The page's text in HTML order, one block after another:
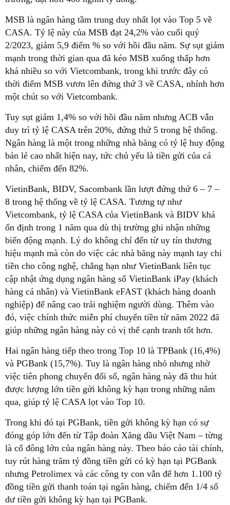
MSB là ngân hàng tầm trung duy nhất lọt vào Top 5 về
CASA. Tỷ lệ này của MSB đạt 24,2% vào cuối quý
2/2023, giảm 5,9 điểm % so với hồi đầu năm. Sự sụt giảm
mạnh trong thời gian qua đã kéo MSB xuống thấp hơn
khá nhiều so với Vietcombank, trong khi trước đây có
thời điểm MSB vươn lên đứng thứ 3 về CASA, nhỉnh hơn
một chút so với Vietcombank.
Tuy sụt giảm 1,4% so với hồi đầu năm nhưng ACB vẫn
duy trì tỷ lệ CASA trên 20%, đứng thứ 5 trong hệ thống.
Ngân hàng là một trong những nhà băng có tỷ lệ huy động
bán lẻ cao nhất hiện nay, tức chủ yếu là tiền gửi của cá
nhân, chiếm đến 82%.
VietinBank, BIDV, Sacombank lần lượt đứng thứ 6 – 7 –
8 trong hệ thống về tỷ lệ CASA. Tương tự như
Vietcombank, tỷ lệ CASA của VietinBank và BIDV khá
ổn định trong 1 năm qua dù thị trường ghi nhận những
biến động mạnh. Lý do không chỉ đến từ uy tín thương
hiệu mạnh mà còn do việc các nhà băng này mạnh tay chi
tiền cho công nghệ, chẳng hạn như VietinBank liên tục
cập nhật ứng dụng ngân hàng số VietinBank iPay (khách
hàng cá nhân) và VietinBank eFAST (khách hàng doanh
nghiệp) để nâng cao trải nghiệm người dùng. Thêm vào
đó, việc chính thức miễn phí chuyển tiền từ năm 2022 đã
giúp những ngân hàng này có vị thế cạnh tranh tốt hơn.
Hai ngân hàng tiếp theo trong Top 10 là TPBank (16,4%)
và PGBank (15,7%). Tuy là ngân hàng nhỏ nhưng nhờ
việc tiên phong chuyển đổi số, ngân hàng này đã thu hút
được lượng lớn tiền gửi không kỳ hạn trong những năm
qua, giúp tỷ lệ CASA lọt vào Top 10.
Trong khi đó tại PGBank, tiền gửi không kỳ hạn có sự
đóng góp lớn đến từ Tập đoàn Xăng dầu Việt Nam – từng
là cổ đông lớn của ngân hàng này. Theo báo cáo tài chính,
tuy rút hàng trăm tỷ đồng tiền gửi có kỳ hạn tại PGBank
nhưng Petrolimex và các công ty con vẫn để hơn 1.100 tỷ
đồng tiền gửi thanh toán tại ngân hàng, chiếm đến 1/4 số
dư tiền gửi không kỳ hạn tại PGBank.